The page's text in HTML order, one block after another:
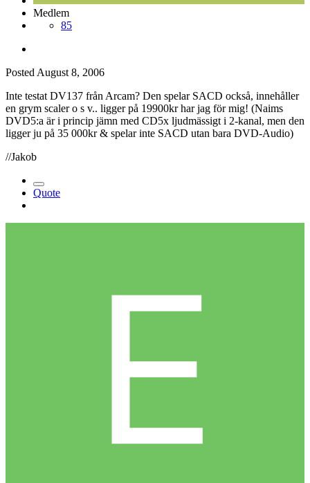
Medlem
85
Posted August 8, 2006
Inte testat DV137 från Arcam? Den spelar SACD också, innehåller
en grym scaler o s v.. ligger på 19900kr har jag för mig! (Naims
DVD5:a är i princip jämn med CD5x ljudmässigt i 2-kanal, men den
ligger ju på 35 000kr & spelar inte SACD utan bara DVD-Audio)
//Jakob
Quote